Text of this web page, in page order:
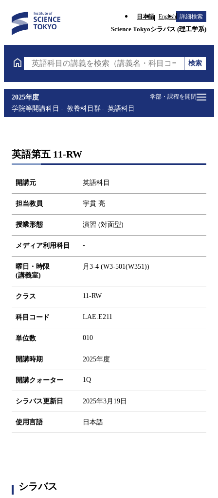
日本語 English 詳細検索
Science Tokyoシラバス (理工学系)
英語科目の講義を検索（講義名・科目コード・担当教
検索
学部・課程を開閉
2025年度
学院等開講科目
教養科目群 英語科目
英語第五 11-RW
開講元 英語科目
担当教員 宇貫 亮
授業形態 演習 (対面型)
メディア利用科目 -
曜日・時限
(講義室)
月3-4 (W3-501(W351))
クラス 11-RW
科目コード LAE.E211
単位数 010
開講時期 2025年度
開講クォーター 1Q
シラバス更新日 2025年3月19日
使用言語 日本語
シラバス